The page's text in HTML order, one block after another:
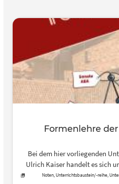
Formenlehre
Bei dem hier vorliegenden
Ulrich Kaiser handelt es sich
Resource (OER) zum Thema
Noten, Unterrichtsbaustein/-reihe,